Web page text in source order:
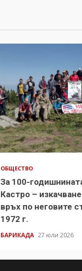
ОБЩЕСТВО
За 100-
Кастро –
връх по неговите
1972 г.
БАРИКАДА 27 юли 2026